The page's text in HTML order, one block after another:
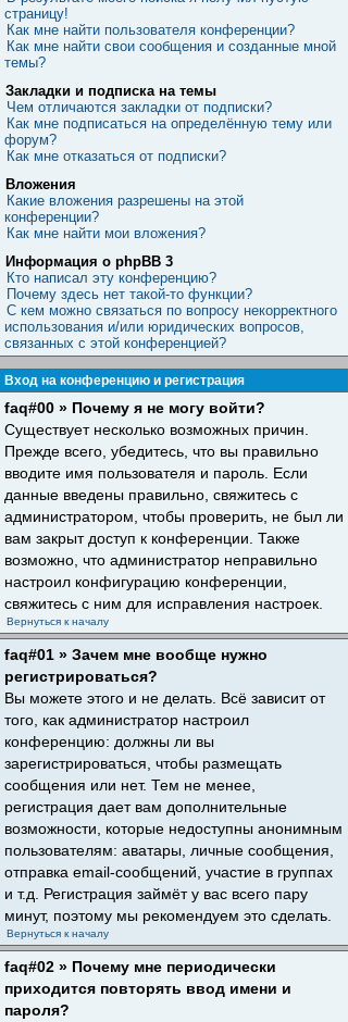
страницу!
Как мне найти пользователя конференции?
Как мне найти свои сообщения и созданные мной
темы?
Закладки и подписка на темы
Чем отличаются закладки от подписки?
Как мне подписаться на определённую тему или
форум?
Как мне отказаться от подписки?
Вложения
Какие вложения разрешены на этой
конференции?
Как мне найти мои вложения?
Информация о phpBB 3
Кто написал эту конференцию?
Почему здесь нет такой-то функции?
С кем можно связаться по вопросу некорректного
использования и/или юридических вопросов,
связанных с этой конференцией?
Вход на конференцию и регистрация
faq#00 » Почему я не могу войти?
Существует несколько возможных причин.
Прежде всего, убедитесь, что вы правильно
вводите имя пользователя и пароль. Если
данные введены правильно, свяжитесь с
администратором, чтобы проверить, не был ли
вам закрыт доступ к конференции. Также
возможно, что администратор неправильно
настроил конфигурацию конференции,
свяжитесь с ним для исправления настроек.
Вернуться к началу
faq#01 » Зачем мне вообще нужно
регистрироваться?
Вы можете этого и не делать. Всё зависит от
того, как администратор настроил
конференцию: должны ли вы
зарегистрироваться, чтобы размещать
сообщения или нет. Тем не менее,
регистрация дает вам дополнительные
возможности, которые недоступны анонимным
пользователям: аватары, личные сообщения,
отправка email-сообщений, участие в группах
и т.д. Регистрация займёт у вас всего пару
минут, поэтому мы рекомендуем это сделать.
Вернуться к началу
faq#02 » Почему мне периодически
приходится повторять ввод имени и
пароля?